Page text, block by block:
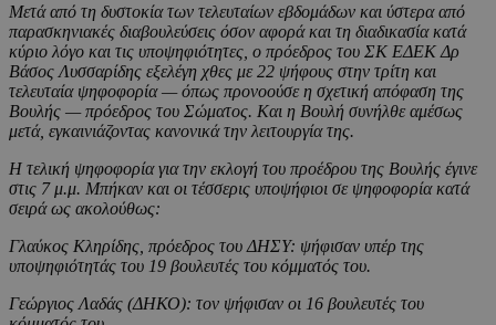
Μετά από τη δυστοκία των τελευταίων εβδομάδων και ύστερα από
παρασκηνιακές διαβουλεύσεις όσον αφορά και τη διαδικασία κατά
κύριο λόγο και τις υποψηφιότητες, ο πρόεδρος του ΣΚ ΕΔΕΚ Δρ
Βάσος Λυσσαρίδης εξελέγη χθες με 22 ψήφους στην τρίτη και
τελευταία ψηφοφορία — όπως προνοούσε η σχετική απόφαση της
Βουλής — πρόεδρος του Σώματος. Και η Βουλή συνήλθε αμέσως
μετά, εγκαινιάζοντας κανονικά την λειτουργία της.
Η τελική ψηφοφορία για την εκλογή του προέδρου της Βουλής έγινε
στις 7 μ.μ. Μπήκαν και οι τέσσερις υποψήφιοι σε ψηφοφορία κατά
σειρά ως ακολούθως:
Γλαύκος Κληρίδης, πρόεδρος του ΔΗΣΥ: ψήφισαν υπέρ της
υποψηφιότητάς του 19 βουλευτές του κόμματός του.
Γεώργιος Λαδάς (ΔΗΚΟ): τον ψήφισαν οι 16 βουλευτές του